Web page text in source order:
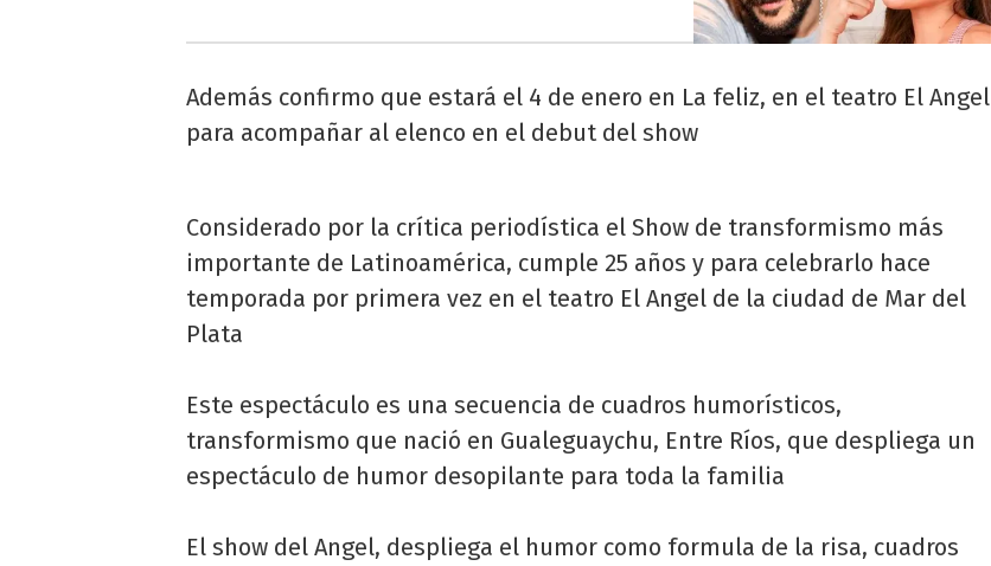
Además confirmo que estará el 4 de enero en La feliz, en el teatro El Angel
para acompañar al elenco en el debut del show
Considerado por la crítica periodística el Show de transformismo más
importante de Latinoamérica, cumple 25 años y para celebrarlo hace
temporada por primera vez en el teatro El Angel de la ciudad de Mar del
Plata
Este espectáculo es una secuencia de cuadros humorísticos,
transformismo que nació en Gualeguaychu, Entre Ríos, que despliega un
espectáculo de humor desopilante para toda la familia
El show del Angel, despliega el humor como formula de la risa, cuadros